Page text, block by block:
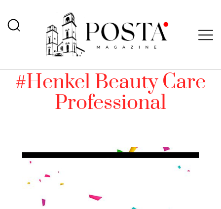
#Henkel Beauty Care
Professional